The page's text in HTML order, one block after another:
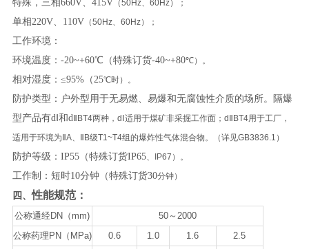
特殊，三相660V、415V（50Hz、60Hz）；
单相220V、110V（50Hz、60Hz）；
工作环境：
环境温度：-20~+60℃（特殊订货-40~+80℃）。
相对湿度：≤95%（25℃时）。
防护类型：户外型用于无易燃、易爆和无腐蚀性介质的场所。隔爆
型产品有dⅠ和dⅡBT4两种，dⅠ适用于煤矿非采掘工作面；dⅡBT4用于工厂，
适用于环境为ⅡA、ⅡB级T1~T4组的爆炸性气体混合物。（详见GB3836.1）
防护等级：IP55（特殊订货IP65、IP67）。
工作制：短时10分钟（特殊订货30分钟）
四、性能规范：
公称通经DN（mm)
50～2000
公称药理PN（MPa)
0.6 1.0 1.6
2.5